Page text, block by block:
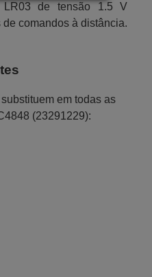
LR03 de tensão 1.5 V
comandos à distância.
em todas as
(23291229):